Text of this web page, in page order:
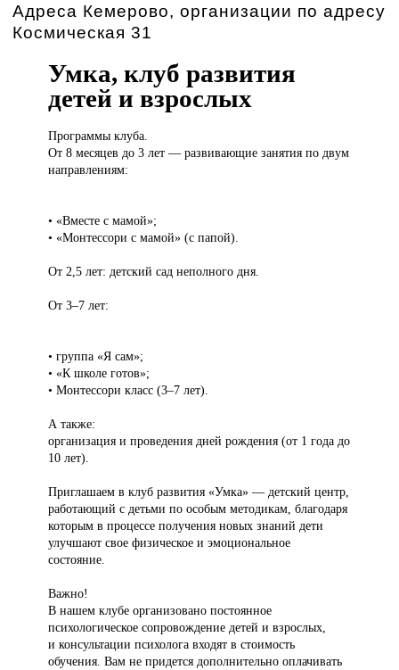
Адреса Кемерово, организации по адресу
Космическая 31
Умка, клуб развития
детей и взрослых
Программы клуба.
От 8 месяцев до 3 лет — развивающие занятия по двум
направлениям:
• «Вместе с мамой»;
• «Монтессори с мамой» (с папой).
От 2,5 лет: детский сад неполного дня.
От 3–7 лет:
• группа «Я сам»;
• «К школе готов»;
• Монтессори класс (3–7 лет).
А также:
организация и проведения дней рождения (от 1 года до
10 лет).
Приглашаем в клуб развития «Умка» — детский центр,
работающий с детьми по особым методикам, благодаря
которым в процессе получения новых знаний дети
улучшают свое физическое и эмоциональное
состояние.
Важно!
В нашем клубе организовано постоянное
психологическое сопровождение детей и взрослых,
и консультации психолога входят в стоимость
обучения. Вам не придется дополнительно оплачивать